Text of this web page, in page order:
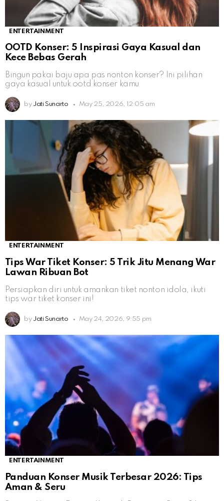
ENTERTAINMENT
OOTD Konser: 5 Inspirasi Gaya Kasual dan
Kece Bebas Gerah
Bingun pakai baju apa pas nonton konser? Ini pilihan
gaya kasual untuk ootd konser kamu
by Jati Sunarto May 25, 2026, 12:05 am
ENTERTAINMENT
Tips War Tiket Konser: 5 Trik Jitu Menang War
Lawan Ribuan Bot
Persiapkan diri untuk amankan tiket nonton idola, ikuti
tips war tiket konser ini!
by Jati Sunarto May 24, 2026, 9:55 pm
ENTERTAINMENT
Panduan Konser Musik Terbesar 2026: Tips
Aman & Seru